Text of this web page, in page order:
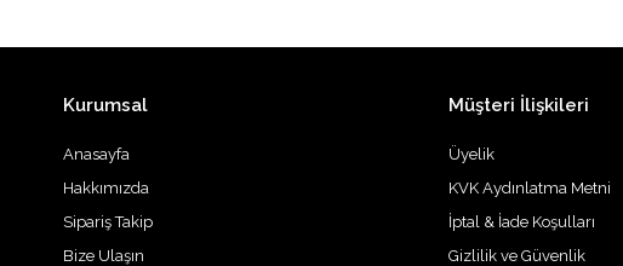
Kurumsal
Anasayfa
Hakkımızda
Sipariş Takip
Bize Ulaşın
Müşteri İlişkileri
Üyelik
KVK Aydınlatma Metni
İptal & İade Koşulları
Gizlilik ve Güvenlik